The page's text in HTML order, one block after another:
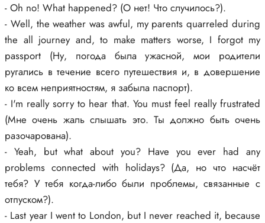
- Oh no! What happened? (О нет! Что случилось?).
- Well, the weather was awful, my parents quarreled during
the all journey and, to make matters worse, I forgot my
passport (Ну, погода была ужасной, мои родители
ругались в течение всего путешествия и, в довершение
ко всем неприятностям, я забыла паспорт).
- I'm really sorry to hear that. You must feel really frustrated
(Мне очень жаль слышать это. Ты должно быть очень
разочарована).
- Yeah, but what about you? Have you ever had any
problems connected with holidays? (Да, но что насчёт
тебя? У тебя когда-либо были проблемы, связанные с
отпуском?).
- Last year I went to London, but I never reached it, because